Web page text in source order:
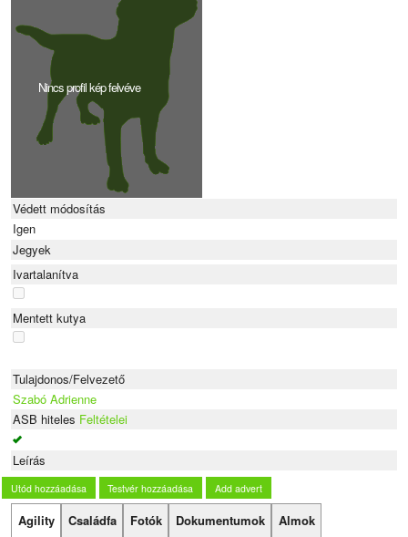
Nincs profil kép felvéve
Védett módosítás
Igen
Jegyek
Ivartalanítva
Mentett kutya
Tulajdonos/Felvezető
Szabó Adrienne
ASB hiteles Feltételei
Leírás
Utód hozzáadása Testvér hozzáadása Add advert
Agility Családfa Fotók Dokumentumok
Almok